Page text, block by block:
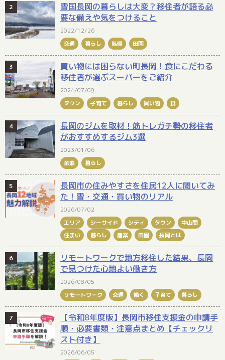
雪国長岡の暮らしは大変？移住者が語る必
要な備えや気をつけること
2022/12/26
交通
暮らし 気候 田園
買い物には困らない町長岡！食にこだわる
移住者が選ぶスーパーをご紹介
2024/07/09
タウン
子育て 暮らし 買い物 食
長岡のジムを取材！筋トレガチ勢の移住者
がおすすめするジム3選
2023/01/06
余暇
暮らし
長岡市の住みやすさを住民12人に聞いてみ
た！雪・交通・買い物のリアル
2026/07/02
エリア
シーサイド シティ タウン
中山間
住まい
暮らし 産業 田園 長岡とは
リモートワークで地方移住した結果、長岡
で見つけた心地よい働き方
2026/08/05
リモートワーク
交通 働く 子育て 暮らし
【令和8年度版】長岡市移住支援金の申請手
順・必要書類・注意点まとめ【チェックリ
スト付き】
2026/06/05